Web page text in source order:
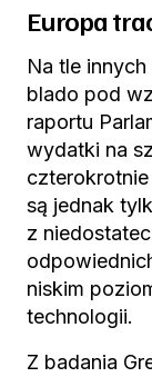
Europa
Na tle
blado pod
raportu
wydatki na
są jednak
z
niskim
technologii.
Z badania